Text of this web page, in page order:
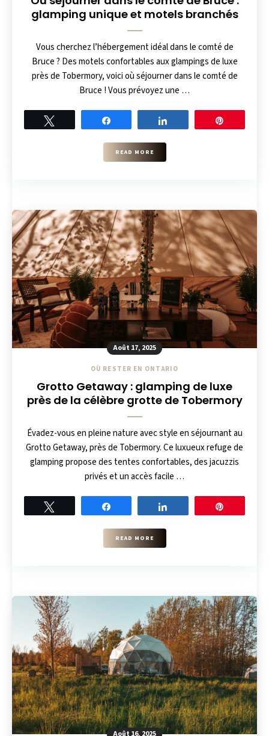
glamping unique et motels branchés
Vous cherchez l’hébergement idéal dans le comté de
Bruce ? Des motels confortables aux glampings de luxe
près de Tobermory, voici où séjourner dans le comté de
Bruce ! Vous prévoyez une …
READ MORE
Août 17, 2025
OÙ RESTER EN ONTARIO
Grotto Getaway : glamping de luxe
près de la célèbre grotte de Tobermory
Évadez-vous en pleine nature avec style en séjournant au
Grotto Getaway, près de Tobermory. Ce luxueux refuge de
glamping propose des tentes confortables, des jacuzzis
privés et un accès facile …
READ MORE
Août 16, 2025